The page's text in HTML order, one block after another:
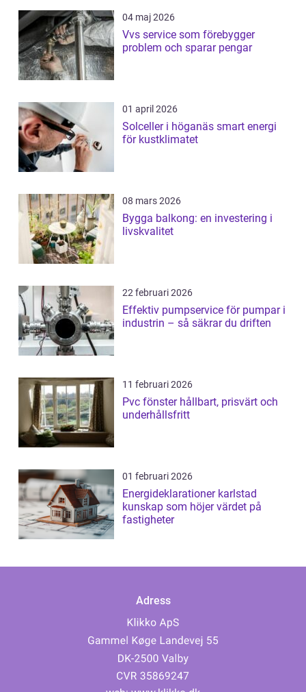
04 maj 2026
Vvs service som förebygger
problem och sparar pengar
01 april 2026
Solceller i höganäs smart energi
för kustklimatet
08 mars 2026
Bygga balkong: en investering i
livskvalitet
22 februari 2026
Effektiv pumpservice för pumpar i
industrin – så säkrar du driften
11 februari 2026
Pvc fönster hållbart, prisvärt och
underhållsfritt
01 februari 2026
Energideklarationer karlstad
kunskap som höjer värdet på
fastigheter
Adress